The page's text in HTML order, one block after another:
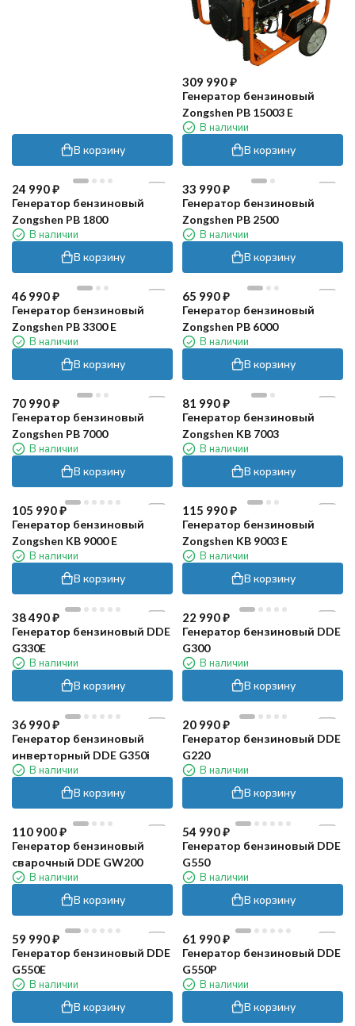
В корзину
309 990₽
Генератор бензиновый
Zongshen PB 15003 E
В наличии
В корзину
24 990₽
Генератор бензиновый
Zongshen PB 1800
В наличии
В корзину
33 990₽
Генератор бензиновый
Zongshen PB 2500
В наличии
В корзину
46 990₽
Генератор бензиновый
Zongshen PB 3300 E
В наличии
В корзину
65 990₽
Генератор бензиновый
Zongshen PB 6000
В наличии
В корзину
70 990₽
Генератор бензиновый
Zongshen PB 7000
В наличии
В корзину
81 990₽
Генератор бензиновый
Zongshen KB 7003
В наличии
В корзину
105 990₽
Генератор бензиновый
Zongshen KB 9000 E
В наличии
В корзину
115 990₽
Генератор бензиновый
Zongshen KB 9003 E
В наличии
В корзину
38 490₽
Генератор бензиновый DDE
G330E
В наличии
В корзину
22 990₽
Генератор бензиновый DDE
G300
В наличии
В корзину
36 990₽
Генератор бензиновый
инверторный DDE G350i
В наличии
В корзину
20 990₽
Генератор бензиновый DDE
G220
В наличии
В корзину
110 900₽
Генератор бензиновый
сварочный DDE GW200
В наличии
В корзину
54 990₽
Генератор бензиновый DDE
G550
В наличии
В корзину
59 990₽
Генератор бензиновый DDE
G550E
В наличии
В корзину
61 990₽
Генератор бензиновый DDE
G550P
В наличии
В корзину